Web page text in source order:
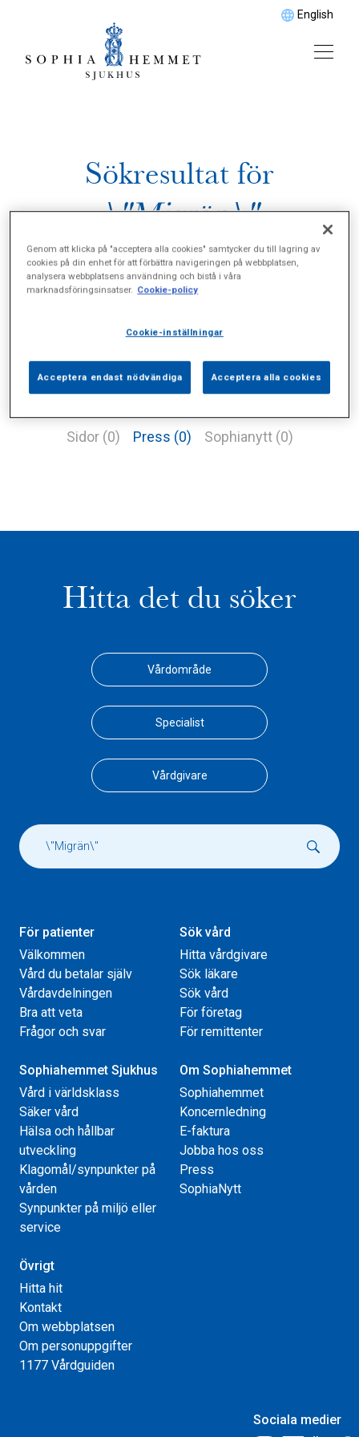
English
Sökresultat för
\"Migrän\"
Sidor (0) Press (0) Sophianytt (0)
Hitta det du söker
Vårdområde
Specialist
Vårdgivare
För patienter
Välkommen
Vård du betalar själv
Vårdavdelningen
Bra att veta
Frågor och svar
Sök vård
Hitta vårdgivare
Sök läkare
Sök vård
För företag
För remittenter
Sophiahemmet Sjukhus
Vård i världsklass
Säker vård
Hälsa och hållbar
utveckling
Klagomål/synpunkter på
vården
Synpunkter på miljö eller
service
Om Sophiahemmet
Sophiahemmet
Koncernledning
E-faktura
Jobba hos oss
Press
SophiaNytt
Övrigt
Hitta hit
Kontakt
Om webbplatsen
Om personuppgifter
1177 Vårdguiden
Sociala medier
Genom att klicka på "acceptera alla cookies" samtycker du till lagring av
cookies på din enhet för att förbättra navigeringen på webbplatsen,
analysera webbplatsens användning och bistå i våra
marknadsföringsinsatser. Cookie-policy
Cookie-inställningar
Acceptera endast nödvändiga Acceptera alla cookies